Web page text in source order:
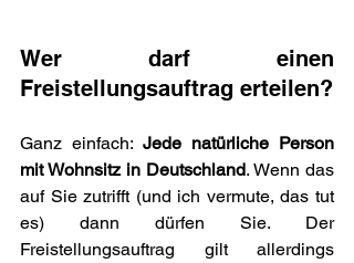
Wer darf einen
Freistellungsauftrag erteilen?
Ganz einfach: Jede natürliche Person
mit Wohnsitz in Deutschland. Wenn das
auf Sie zutrifft (und ich vermute, das tut
es) dann dürfen Sie. Der